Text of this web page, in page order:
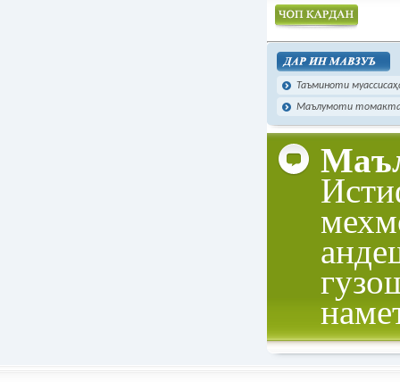
Чоп намудан
Таъминоти
Маълумоти